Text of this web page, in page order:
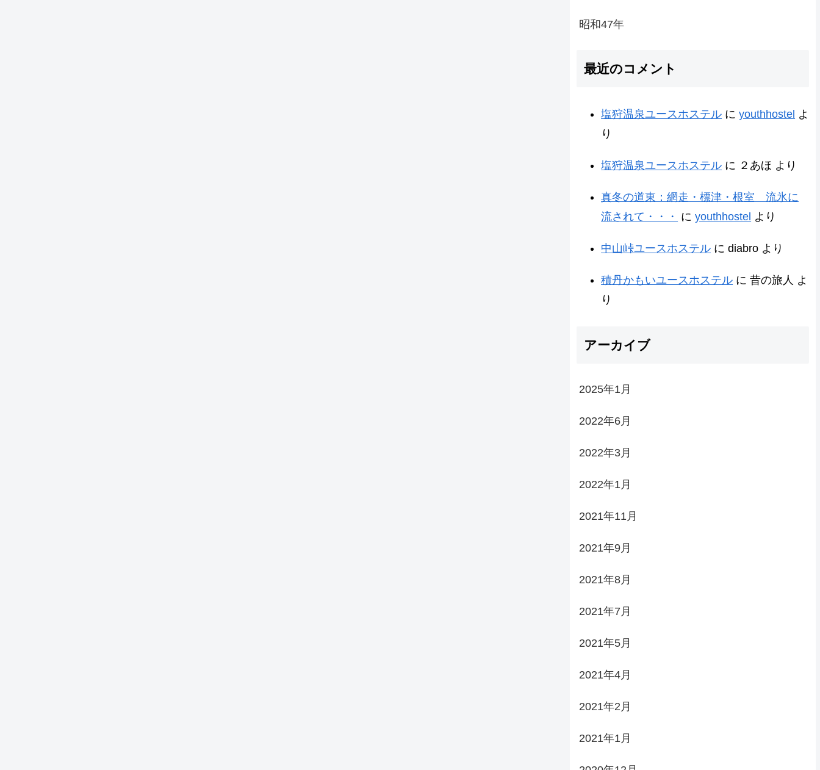
昭和47年
最近のコメント
塩狩温泉ユースホステル にyouthhostel よ
り
塩狩温泉ユースホステル に ２あほ より
真冬の道東：網走・標津・根室 流氷に
流されて・・・
にyouthhostel より
中山峠ユースホステル にdiabro より
積丹かもいユースホステル に昔の旅人 よ
り
アーカイブ
2025年1月
2022年6月
2022年3月
2022年1月
2021年11月
2021年9月
2021年8月
2021年7月
2021年5月
2021年4月
2021年2月
2021年1月